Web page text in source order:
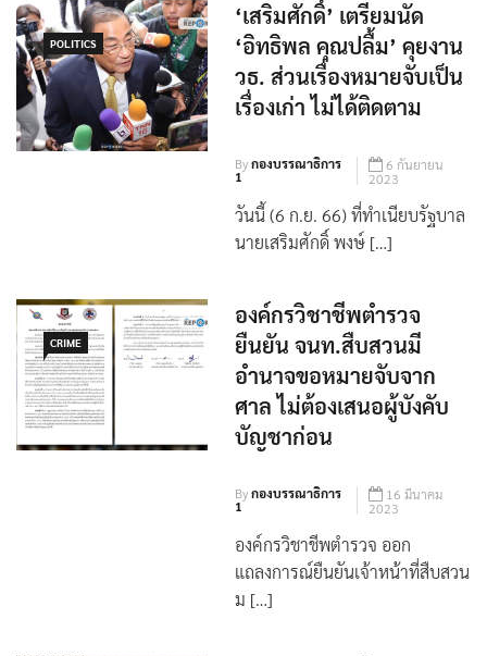
POLITICS
‘เสริมศักดิ์’ เตรียมนัด
‘อิทธิพล คุณปลื้ม’ คุยงาน
วธ. ส่วนเรื่องหมายจับเป็น
เรื่องเก่า ไม่ได้ติดตาม
Byกองบรรณาธิการ
1
6 กันยายน
2023
วันนี้ (6 ก.ย. 66) ที่ทำเนียบรัฐบาล
นายเสริมศักดิ์ พงษ์ […]
CRIME
องค์กรวิชาชีพตำรวจ
ยืนยัน จนท.สืบสวนมี
อำนาจขอหมายจับจาก
ศาล ไม่ต้องเสนอผู้บังคับ
บัญชาก่อน
Byกองบรรณาธิการ
1
16 มีนาคม
2023
องค์กรวิชาชีพตำรวจ ออก
แถลงการณ์ยืนยันเจ้าหน้าที่สืบสวน
ม […]